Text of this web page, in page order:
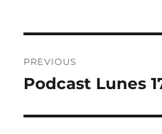
navigation
PREVIOUS
Previous
Podcast Lunes